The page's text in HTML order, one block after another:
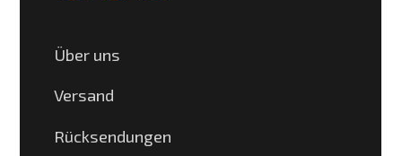
Über uns
Versand
Rücksendungen